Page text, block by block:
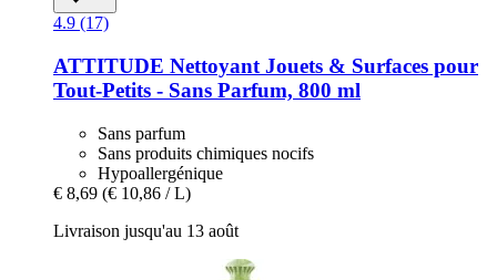
4.9 (17)
ATTITUDE Nettoyant Jouets & Surfaces pour
Tout-​Petits -​ Sans Parfum, 800 ml
Sans parfum
Sans produits chimiques nocifs
Hypoallergénique
€ 8,69 (€ 10,86 / L)
Livraison jusqu'au 13 août